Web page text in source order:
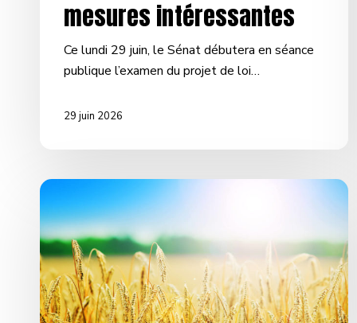
mesures intéressantes
Ce lundi 29 juin, le Sénat débutera en séance
publique l’examen du projet de loi…
29 juin 2026
L’exploitation
agricole
à
la
croisée
des
chemins